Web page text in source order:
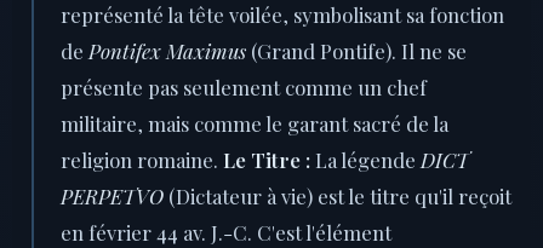
représenté la tête voilée, symbolisant sa fonction
de Pontifex Maximus (Grand Pontife). Il ne se
présente pas seulement comme un chef
militaire, mais comme le garant sacré de la
religion romaine. Le Titre : La légende DICT
PERPETVO (Dictateur à vie) est le titre qu'il reçoit
en février 44 av. J.-C. C'est l'élément